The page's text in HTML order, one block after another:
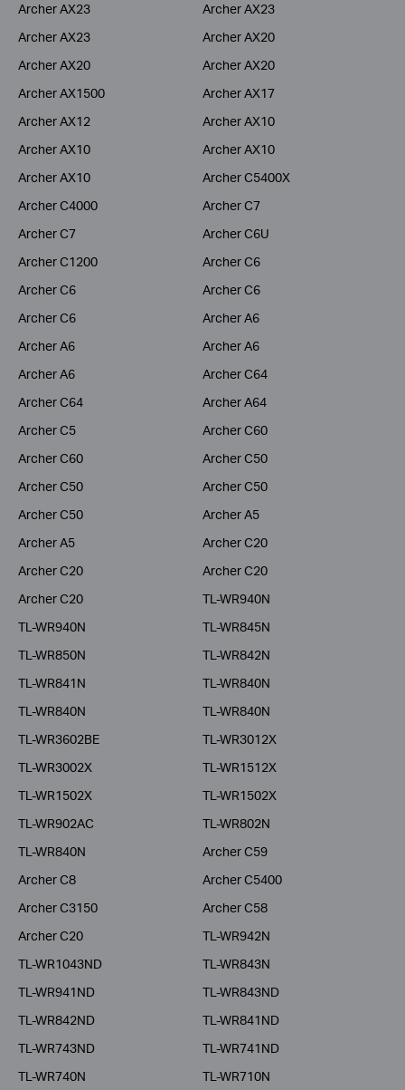
Archer AX23
Archer AX23
Archer AX23
Archer AX20
Archer AX20
Archer AX20
Archer AX1500
Archer AX17
Archer AX12
Archer AX10
Archer AX10
Archer AX10
Archer AX10
Archer C5400X
Archer C4000
Archer C7
Archer C7
Archer C6U
Archer C1200
Archer C6
Archer C6
Archer C6
Archer C6
Archer A6
Archer A6
Archer A6
Archer A6
Archer C64
Archer C64
Archer A64
Archer C5
Archer C60
Archer C60
Archer C50
Archer C50
Archer C50
Archer C50
Archer A5
Archer A5
Archer C20
Archer C20
Archer C20
Archer C20
TL-WR940N
TL-WR940N
TL-WR845N
TL-WR850N
TL-WR842N
TL-WR841N
TL-WR840N
TL-WR840N
TL-WR840N
TL-WR3602BE
TL-WR3012X
TL-WR3002X
TL-WR1512X
TL-WR1502X
TL-WR1502X
TL-WR902AC
TL-WR802N
TL-WR840N
Archer C59
Archer C8
Archer C5400
Archer C3150
Archer C58
Archer C20
TL-WR942N
TL-WR1043ND
TL-WR843N
TL-WR941ND
TL-WR843ND
TL-WR842ND
TL-WR841ND
TL-WR743ND
TL-WR741ND
TL-WR740N
TL-WR710N